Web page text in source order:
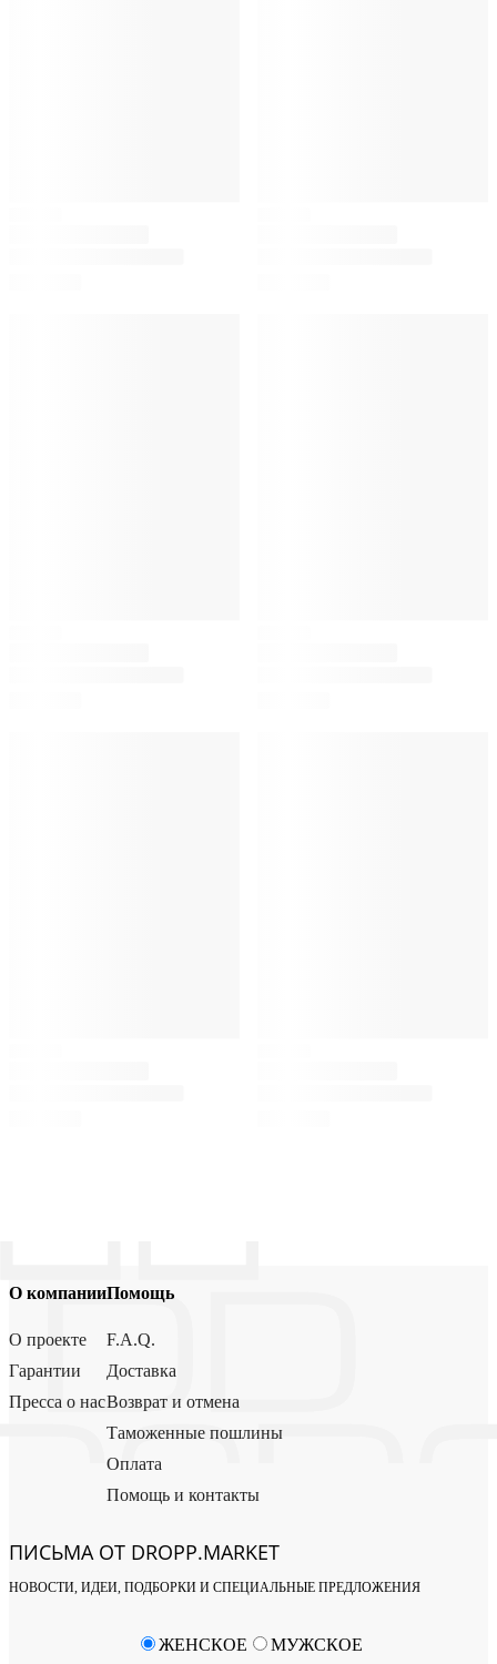
О компании
О проекте
Гарантии
Пресса о нас
Помощь
F.A.Q.
Доставка
Возврат и отмена
Таможенные пошлины
Оплата
Помощь и контакты
ПИСЬМА ОТ DROPP.MARKET
НОВОСТИ, ИДЕИ, ПОДБОРКИ И СПЕЦИАЛЬНЫЕ ПРЕДЛОЖЕНИЯ
ЖЕНСКОЕ МУЖСКОЕ